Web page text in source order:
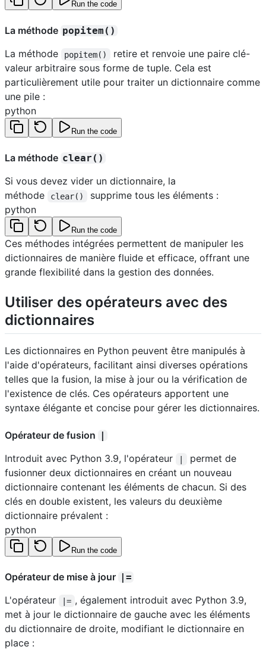
Run the code
La méthode popitem()
La méthode popitem()
retire et renvoie une paire clé-
valeur arbitraire sous forme de tuple. Cela est
particulièrement utile pour traiter un dictionnaire comme
une pile :
python
Run the code
La méthode clear()
Si vous devez vider un dictionnaire, la
méthode
clear()
supprime tous les éléments :
python
Run the code
Ces méthodes intégrées permettent de manipuler les
dictionnaires de manière fluide et efficace, offrant une
grande flexibilité dans la gestion des données.
Utiliser des opérateurs avec des
dictionnaires
Les dictionnaires en Python peuvent être manipulés à
l'aide d'opérateurs, facilitant ainsi diverses opérations
telles que la fusion, la mise à jour ou la vérification de
l'existence de clés. Ces opérateurs apportent une
syntaxe élégante et concise pour gérer les dictionnaires.
Opérateur de fusion
Introduit avec Python 3.9, l'opérateur |
permet de
fusionner deux dictionnaires en créant un nouveau
dictionnaire contenant les éléments de chacun. Si des
clés en double existent, les valeurs du deuxième
dictionnaire prévalent :
python
Run the code
Opérateur de mise à jour |=
L'opérateur |= , également introduit avec Python 3.9,
met à jour le dictionnaire de gauche avec les éléments
du dictionnaire de droite, modifiant le dictionnaire en
place :